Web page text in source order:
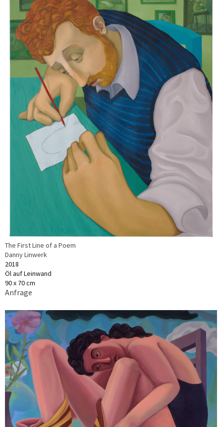
The First Line of a Poem
Danny Linwerk
2018
Öl auf Leinwand
90 x 70 cm
Anfrage